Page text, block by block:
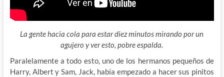
La gente hacia cola para estar diez minutos mirando por un
agujero y ver esto, pobre espalda.
Paralelamente a todo esto, uno de los hermanos pequeños de
Harry, Albert y Sam, Jack, había empezado a hacer sus pinitos